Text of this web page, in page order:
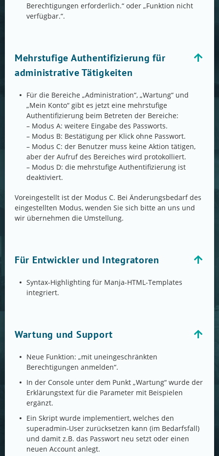
Berechtigungen erforderlich.“ oder „Funktion nicht
verfügbar.“.
Mehrstufige Authentifizierung für
administrative Tätigkeiten
Für die Bereiche „Administration“, „Wartung“ und
„Mein Konto“ gibt es jetzt eine mehrstufige
Authentifizierung beim Betreten der Bereiche:
– Modus A: weitere Eingabe des Passworts.
– Modus B: Bestätigung per Klick ohne Passwort.
– Modus C: der Benutzer muss keine Aktion tätigen,
aber der Aufruf des Bereiches wird protokolliert.
– Modus D: die mehrstufige Authentifizierung ist
deaktiviert.
Voreingestellt ist der Modus C. Bei Änderungsbedarf des
eingestellten Modus, wenden Sie sich bitte an uns und
wir übernehmen die Umstellung.
Für Entwickler und Integratoren
Syntax-Highlighting für Manja-HTML-Templates
integriert.
Wartung und Support
Neue Funktion: „mit uneingeschränkten
Berechtigungen anmelden“.
In der Console unter dem Punkt „Wartung“ wurde der
Erklärungstext für die Parameter mit Beispielen
ergänzt.
Ein Skript wurde implementiert, welches den
superadmin-User zurücksetzen kann (im Bedarfsfall)
und damit z.B. das Passwort neu setzt oder einen
neuen Account anlegt.